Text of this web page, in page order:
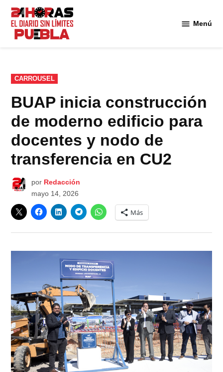
Saltar
contenido
Menú
PUBLICADO
EN
CARROUSEL
BUAP inicia construcción
de moderno edificio para
docentes y nodo de
transferencia en CU2
por Redacción
mayo 14, 2026
Más